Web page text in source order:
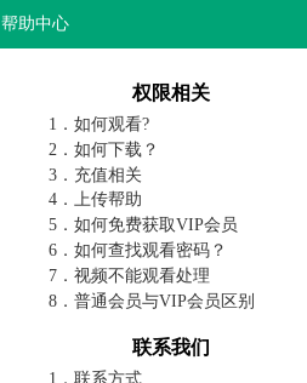
帮助中心
权限相关
1．如何观看?
2．如何下载？
3．充值相关
4．上传帮助
5．如何免费获取VIP会员
6．如何查找观看密码？
7．视频不能观看处理
8．普通会员与VIP会员区别
联系我们
1．联系方式